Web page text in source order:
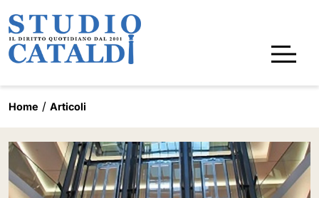
Home Articoli